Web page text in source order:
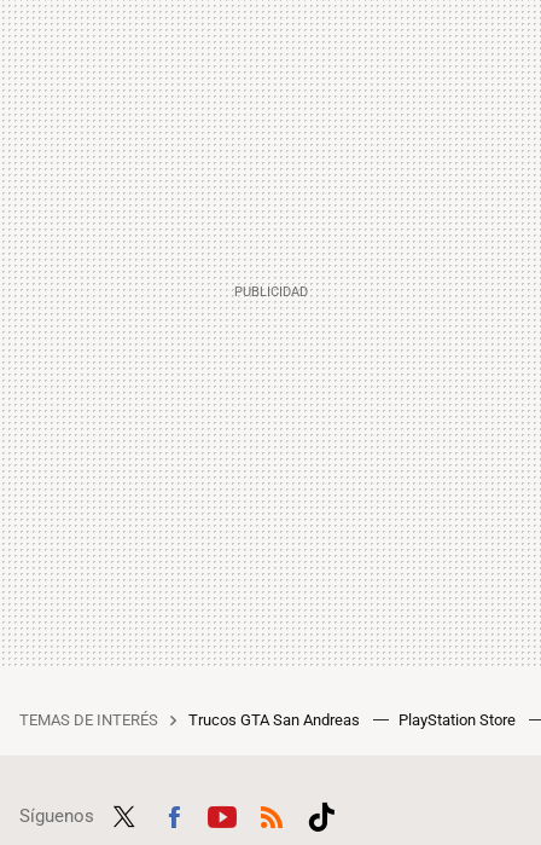
TEMAS DE INTERÉS Trucos GTA San Andreas PlayStation Store
Síguenos